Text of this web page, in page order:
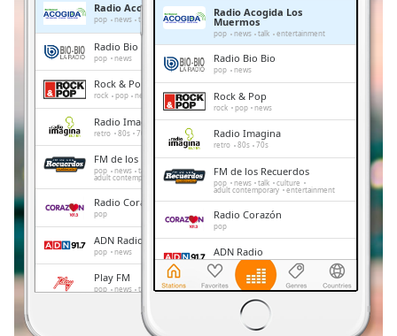
Chapters
Chapters
Descriptions
descriptions
off,
selected
Subtitles
subtitles
Radio Acogida Los Muermos
pop news talk entertainment
Radio Bio Bio
pop news
Rock & Pop
rock pop news
Radio Imagina
retro 80s 70s
FM de los Recuerdos
pop news talk culture
adult contemporary entertainment
Radio Corazón
pop
ADN Radio
pop news
Play FM
pop news talk
Radio Cooperativa
Radio Acogida Los
Muermos
pop news talk entertainment
Radio Bio Bio
pop news
Rock & Pop
rock pop news
Radio Imagina
retro 80s 70s
FM de los Recuerdos
pop news talk culture
adult contemporary entertainment
Radio Corazón
pop
ADN Radio
pop news
Play FM
news talk
Radio Cooperativa